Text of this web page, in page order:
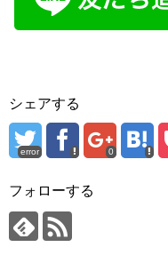
シェアする
error 0
フォローする